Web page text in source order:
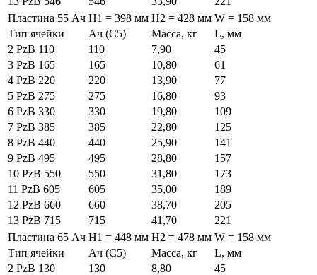
Пластина 55 Ач H1 = 398 мм H2 = 428 мм W = 158 мм
Тип ячейки
Ач (C5) Масса, кг
L, мм
2 PzB 110
110 7,90
45
3 PzB 165
165 10,80
61
4 PzB 220
220 13,90
77
5 PzB 275
275 16,80
93
6 PzB 330
330 19,80
109
7 PzB 385
385 22,80
125
8 PzB 440
440 25,90
141
9 PzB 495
495 28,80
157
10 PzB 550
550 31,80
173
11 PzB 605
605 35,00
189
12 PzB 660
660 38,70
205
13 PzB 715
715 41,70
221
Пластина 65 Ач H1 = 448 мм H2 = 478 мм W = 158 мм
Тип ячейки
Ач (C5) Масса, кг
L, мм
2 PzB 130
130 8,80
45